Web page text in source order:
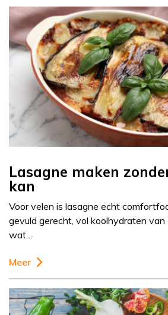
Lasagne maken
kan
Voor velen is lasagne echt
gevuld gerecht, vol koolhydraten
wat…
Meer